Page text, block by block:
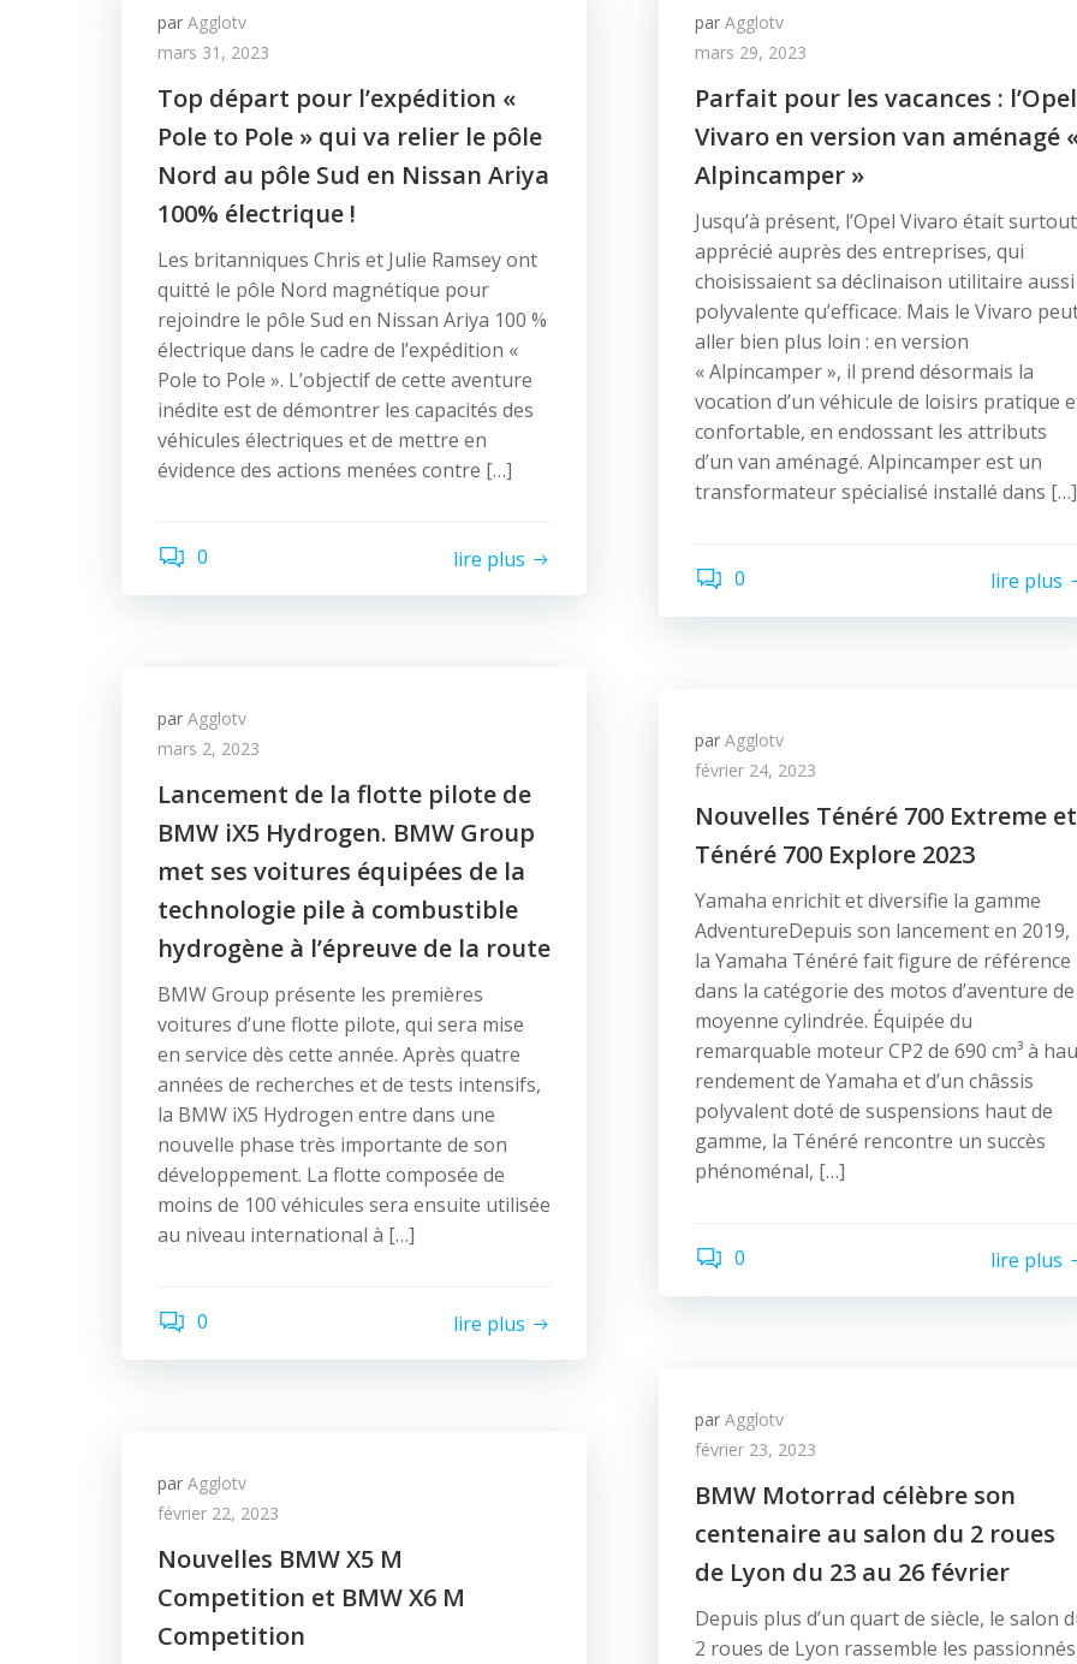
par Agglotv
mars 31, 2023
Top départ pour l’expédition «
Pole to Pole » qui va relier le pôle
Nord au pôle Sud en Nissan Ariya
100% électrique !
Les britanniques Chris et Julie Ramsey ont
quitté le pôle Nord magnétique pour
rejoindre le pôle Sud en Nissan Ariya 100 %
électrique dans le cadre de l’expédition «
Pole to Pole ». L’objectif de cette aventure
inédite est de démontrer les capacités des
véhicules électriques et de mettre en
évidence des actions menées contre […]
0 lire plus
par Agglotv
mars 29, 2023
Parfait pour les vacances : l’Opel
Vivaro en version van aménagé
Alpincamper »
Jusqu’à présent, l’Opel Vivaro était surtout
apprécié auprès des entreprises, qui
choisissaient sa déclinaison utilitaire aussi
polyvalente qu’efficace. Mais le Vivaro
aller bien plus loin : en version
« Alpincamper », il prend désormais la
vocation d’un véhicule de loisirs pratique
confortable, en endossant les attributs
d’un van aménagé. Alpincamper est un
transformateur spécialisé installé dans […]
0 lire plus
par Agglotv
mars 2, 2023
Lancement de la flotte pilote de
BMW iX5 Hydrogen. BMW Group
met ses voitures équipées de la
technologie pile à combustible
hydrogène à l’épreuve de la route
BMW Group présente les premières
voitures d’une flotte pilote, qui sera mise
en service dès cette année. Après quatre
années de recherches et de tests intensifs,
la BMW iX5 Hydrogen entre dans une
nouvelle phase très importante de son
développement. La flotte composée de
moins de 100 véhicules sera ensuite utilisée
au niveau international à […]
0 lire plus
par Agglotv
février 24, 2023
Nouvelles Ténéré 700 Extreme et
Ténéré 700 Explore 2023
Yamaha enrichit et diversifie la gamme
AdventureDepuis son lancement en 2019,
la Yamaha Ténéré fait figure de référence
dans la catégorie des motos d’aventure de
moyenne cylindrée. Équipée du
remarquable moteur CP2 de 690 cm³ à
rendement de Yamaha et d’un châssis
polyvalent doté de suspensions haut de
gamme, la Ténéré rencontre un succès
phénoménal, […]
0 lire plus
par Agglotv
février 23, 2023
BMW Motorrad célèbre son
centenaire au salon du 2 roues
de Lyon du 23 au 26 février
Depuis plus d’un quart de siècle, le salon
2 roues de Lyon rassemble les
par Agglotv
février 22, 2023
Nouvelles BMW X5 M
Competition et BMW X6 M
Competition